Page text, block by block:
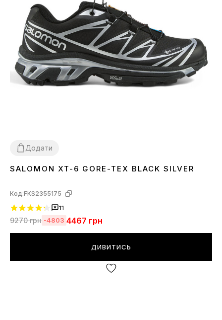
Додати
3637 38 394041 42 43 4445
SALOMON XT-6 GORE-TEX BLACK SILVER
Код:FKS2355175
11
9270грн -4803 4467 грн
ДИВИТИСЬ